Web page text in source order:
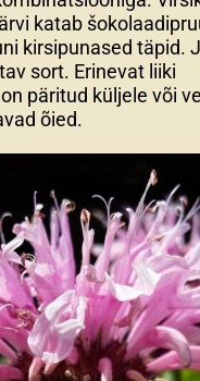
katab
kirsipunased täpid.
sort. Erinevat liiki
päritud küljele või
õied.